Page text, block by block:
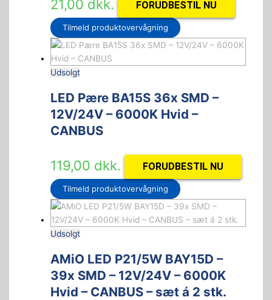
21,00 dkk. FORUDBESTIL NU
Tilmeld produktovervågning
Udsolgt
LED Pære BA15S 36x SMD –
12V/24V – 6000K Hvid –
CANBUS
119,00 dkk. FORUDBESTIL NU
Tilmeld produktovervågning
Udsolgt
AMiO LED P21/5W BAY15D –
39x SMD – 12V/24V – 6000K
Hvid – CANBUS – sæt á 2 stk.